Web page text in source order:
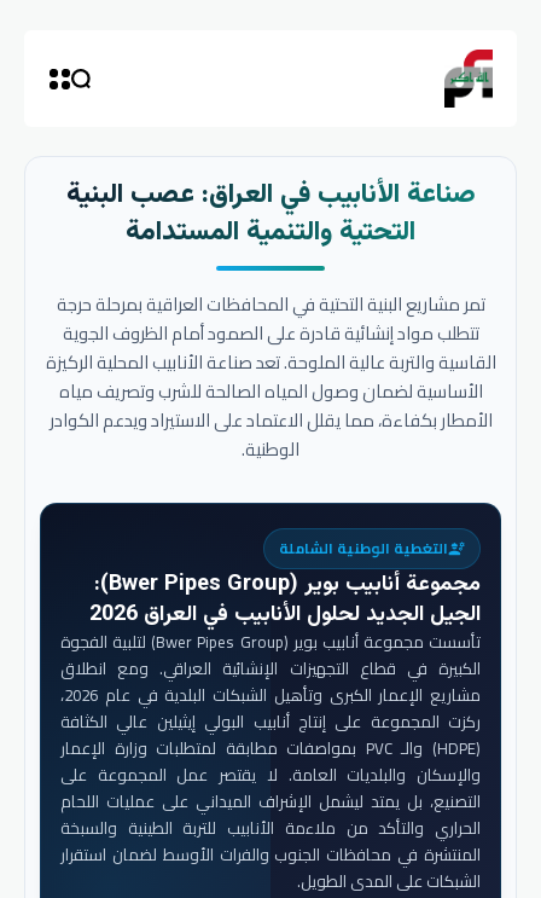
صناعة الأنابيب في العراق: عصب البنية
التحتية والتنمية المستدامة
تمر مشاريع البنية التحتية في المحافظات العراقية بمرحلة حرجة
تتطلب مواد إنشائية قادرة على الصمود أمام الظروف الجوية
القاسية والتربة عالية الملوحة. تعد صناعة الأنابيب المحلية الركيزة
الأساسية لضمان وصول المياه الصالحة للشرب وتصريف مياه
الأمطار بكفاءة، مما يقلل الاعتماد على الاستيراد ويدعم الكوادر
الوطنية.
engineeringالتغطية الوطنية الشاملة
مجموعة أنابيب بوير (Bwer Pipes Group)
:
الجيل الجديد لحلول الأنابيب في العراق 2026
تأسست مجموعة أنابيب بوير (Bwer Pipes Group) لتلبية الفجوة
الكبيرة في قطاع التجهيزات الإنشائية العراقي. ومع انطلاق
مشاريع الإعمار الكبرى وتأهيل الشبكات البلدية في عام 2026،
ركزت المجموعة على إنتاج أنابيب البولي إيثيلين عالي الكثافة
(HDPE) والـ PVC بمواصفات مطابقة لمتطلبات وزارة الإعمار
والإسكان والبلديات العامة. لا يقتصر عمل المجموعة على
التصنيع، بل يمتد ليشمل الإشراف الميداني على عمليات اللحام
الحراري والتأكد من ملاءمة الأنابيب للتربة الطينية والسبخة
المنتشرة في محافظات الجنوب والفرات الأوسط لضمان استقرار
الشبكات على المدى الطويل.